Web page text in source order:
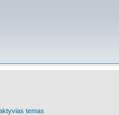
temas